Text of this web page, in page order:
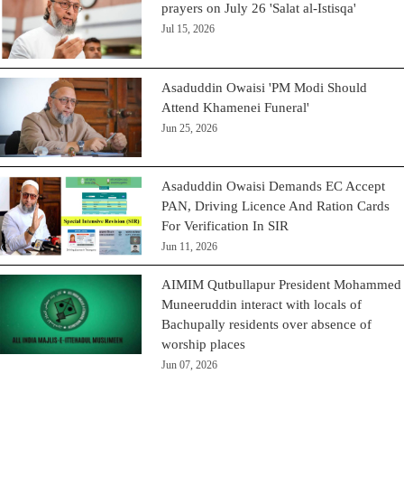
prayers on July 26 'Salat al-Istisqa'
Jul 15, 2026
Asaduddin Owaisi 'PM Modi Should
Attend Khamenei Funeral'
Jun 25, 2026
Asaduddin Owaisi Demands EC Accept
PAN, Driving Licence And Ration Cards
For Verification In SIR
Jun 11, 2026
AIMIM Qutbullapur President Mohammed
Muneeruddin interact with locals of
Bachupally residents over absence of
worship places
Jun 07, 2026